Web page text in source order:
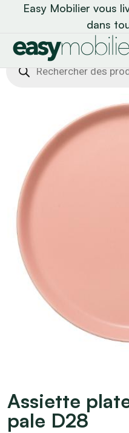
Easy Mobilier vous
dans
Recherche
de
Assiette
pale D28